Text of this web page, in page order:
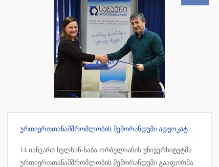
ᲣᲠᲗᲘᲔᲠᲗᲗᲐᲜᲐᲛᲨᲠᲝᲛᲚᲝᲑᲘᲡ ᲛᲔᲛᲝᲠᲐᲜᲓᲣᲛᲘ ᲐᲓᲕᲝᲙᲐᲢᲗᲐ ᲡᲐᲙᲕᲐᲚᲘᲤᲘᲙᲐᲪᲘᲝ ᲒᲐᲛᲝᲪᲓᲔᲑᲘᲡ ᲛᲝᲡᲐᲛᲖᲐᲓᲔᲑᲔᲚ ᲪᲔᲜᲢᲠᲗᲐᲜ
14 იანვარს სულხან-საბა ორბელიანის უნივერსიტეტმა
ურთიერთთანამშრომლობის მემორანდუმი გააფორმა